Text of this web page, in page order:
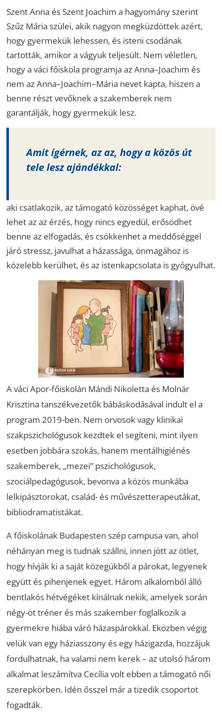
Szent Anna és Szent Joachim a hagyomány szerint
Szűz Mária szülei, akik nagyon megküzdöttek azért,
hogy gyermekük lehessen, és isteni csodának
tartották, amikor a vágyuk teljesült. Nem véletlen,
hogy a váci főiskola programja az Anna–Joachim és
nem az Anna–Joachim–Mária nevet kapta, hiszen a
benne részt vevőknek a szakemberek nem
garantálják, hogy gyermekük lesz.
Amit ígérnek, az az, hogy a közös út
tele lesz ajándékkal:
aki csatlakozik, az támogató közösséget kaphat, övé
lehet az az érzés, hogy nincs egyedül, erősödhet
benne az elfogadás, és csökkenhet a meddőséggel
járó stressz, javulhat a házassága, önmagához is
közelebb kerülhet, és az istenkapcsolata is gyógyulhat.
A váci Apor-főiskolán Mándi Nikoletta és Molnár
Krisztina tanszékvezetők bábáskodásával indult el a
program 2019-ben. Nem orvosok vagy klinikai
szakpszichológusok kezdtek el segíteni, mint ilyen
esetben jobbára szokás, hanem mentálhigiénés
szakemberek, „mezei” pszichológusok,
szociálpedagógusok, bevonva a közös munkába
lelkipásztorokat, család- és művészetterapeutákat,
bibliodramatistákat.
A főiskolának Budapesten szép campusa van, ahol
néhányan meg is tudnak szállni, innen jött az ötlet,
hogy hívják ki a saját közegükből a párokat, legyenek
együtt és pihenjenek egyet. Három alkalomból álló
bentlakós hétvégéket kínálnak nekik, amelyek során
négy-öt tréner és más szakember foglalkozik a
gyermekre hiába váró házaspárokkal. Eközben végig
velük van egy háziasszony és egy házigazda, hozzájuk
fordulhatnak, ha valami nem kerek – az utolsó három
alkalmat leszámítva Cecília volt ebben a támogató női
szerepkörben. Idén ősszel már a tizedik csoportot
fogadták.